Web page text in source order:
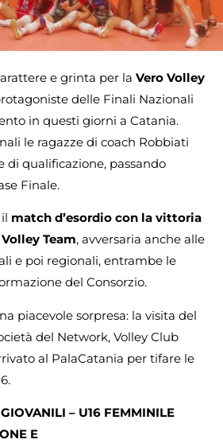
e grinta per la Vero Volley
delle Finali Nazionali
in questi giorni a Catania.
le ragazze di coach Robbiati
di qualificazione, passando
Finale.
match d’esordio con la vittoria
Team, avversaria anche alle
e poi regionali, entrambe le
del Consorzio.
piacevole sorpresa: la visita del
del Network, Volley Club
al PalaCatania per tifare le
– U16 FEMMINILE
E